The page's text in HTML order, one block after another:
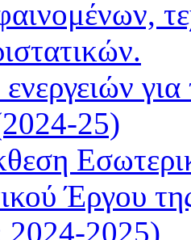
για
25)
Έργου
2024-2025)